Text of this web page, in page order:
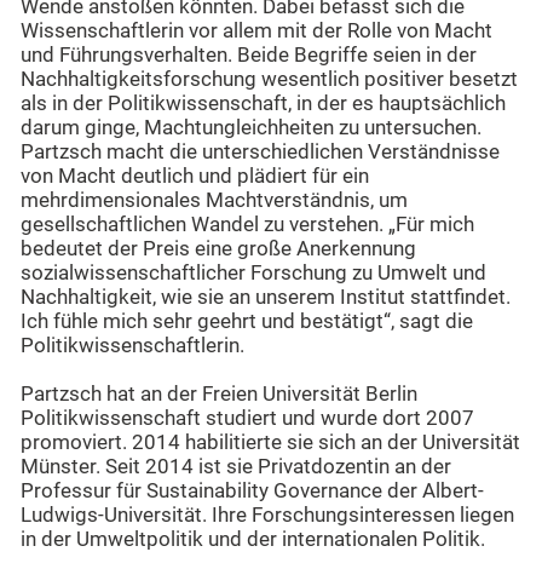
Wende anstoßen könnten. Dabei befasst sich die
Wissenschaftlerin vor allem mit der Rolle von Macht
und Führungsverhalten. Beide Begriffe seien in der
Nachhaltigkeitsforschung wesentlich positiver besetzt
als in der Politikwissenschaft, in der es hauptsächlich
darum ginge, Machtungleichheiten zu untersuchen.
Partzsch macht die unterschiedlichen Verständnisse
von Macht deutlich und plädiert für ein
mehrdimensionales Machtverständnis, um
gesellschaftlichen Wandel zu verstehen. „Für mich
bedeutet der Preis eine große Anerkennung
sozialwissenschaftlicher Forschung zu Umwelt und
Nachhaltigkeit, wie sie an unserem Institut stattfindet.
Ich fühle mich sehr geehrt und bestätigt“, sagt die
Politikwissenschaftlerin.
Partzsch hat an der Freien Universität Berlin
Politikwissenschaft studiert und wurde dort 2007
promoviert. 2014 habilitierte sie sich an der Universität
Münster. Seit 2014 ist sie Privatdozentin an der
Professur für Sustainability Governance der Albert-
Ludwigs-Universität. Ihre Forschungsinteressen liegen
in der Umweltpolitik und der internationalen Politik.